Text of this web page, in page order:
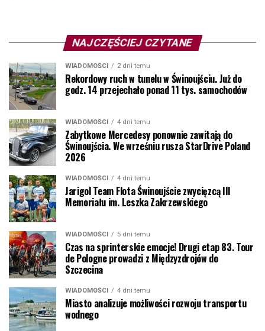
NAJCZĘŚCIEJ CZYTANE
WIADOMOŚCI 2 dni temu
Rekordowy ruch w tunelu w Świnoujściu. Już do
godz. 14 przejechało ponad 11 tys. samochodów
WIADOMOŚCI 4 dni temu
Zabytkowe Mercedesy ponownie zawitają do
Świnoujścia. We wrześniu rusza StarDrive Poland
2026
WIADOMOŚCI 4 dni temu
Jarigol Team Flota Świnoujście zwycięzcą III
Memoriału im. Leszka Zakrzewskiego
WIADOMOŚCI 5 dni temu
Czas na sprinterskie emocje! Drugi etap 83. Tour
de Pologne prowadzi z Międzyzdrojów do
Szczecina
WIADOMOŚCI 4 dni temu
Miasto analizuje możliwości rozwoju transportu
wodnego